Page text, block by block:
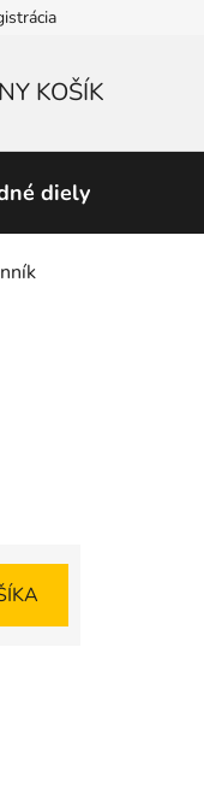
značky
KOŠÍK
diely